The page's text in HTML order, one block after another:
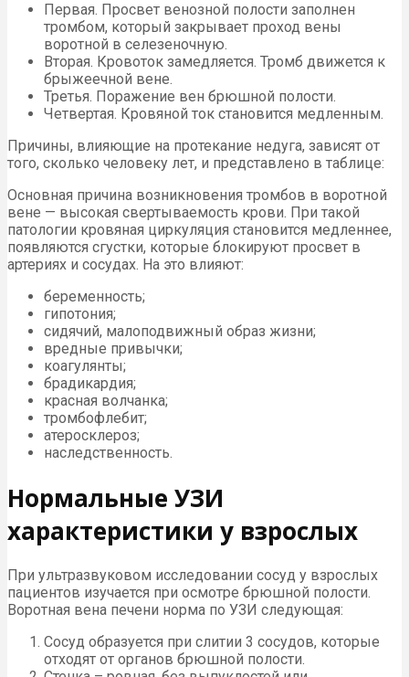
Первая. Просвет венозной полости заполнен
тромбом, который закрывает проход вены
воротной в селезеночную.
Вторая. Кровоток замедляется. Тромб движется к
брыжеечной вене.
Третья. Поражение вен брюшной полости.
Четвертая. Кровяной ток становится медленным.
Причины, влияющие на протекание недуга, зависят от
того, сколько человеку лет, и представлено в таблице:
Основная причина возникновения тромбов в воротной
вене — высокая свертываемость крови. При такой
патологии кровяная циркуляция становится медленнее,
появляются сгустки, которые блокируют просвет в
артериях и сосудах. На это влияют:
беременность;
гипотония;
сидячий, малоподвижный образ жизни;
вредные привычки;
коагулянты;
брадикардия;
красная волчанка;
тромбофлебит;
атеросклероз;
наследственность.
Нормальные УЗИ
характеристики у взрослых
При ультразвуковом исследовании сосуд у взрослых
пациентов изучается при осмотре брюшной полости.
Воротная вена печени норма по УЗИ следующая:
Сосуд образуется при слитии 3 сосудов, которые
отходят от органов брюшной полости.